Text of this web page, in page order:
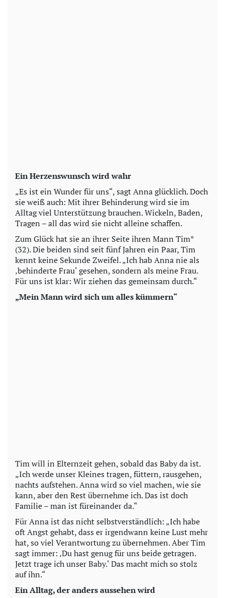
Ein Herzenswunsch wird wahr
„Es ist ein Wunder für uns“, sagt Anna glücklich. Doch
sie weiß auch: Mit ihrer Behinderung wird sie im
Alltag viel Unterstützung brauchen. Wickeln, Baden,
Tragen – all das wird sie nicht alleine schaffen.
Zum Glück hat sie an ihrer Seite ihren Mann Tim*
(32). Die beiden sind seit fünf Jahren ein Paar, Tim
kennt keine Sekunde Zweifel. „Ich hab Anna nie als
‚behinderte Frau‘ gesehen, sondern als meine Frau.
Für uns ist klar: Wir ziehen das gemeinsam durch.“
„Mein Mann wird sich um alles kümmern“
Tim will in Elternzeit gehen, sobald das Baby da ist.
„Ich werde unser Kleines tragen, füttern, rausgehen,
nachts aufstehen. Anna wird so viel machen, wie sie
kann, aber den Rest übernehme ich. Das ist doch
Familie – man ist füreinander da.“
Für Anna ist das nicht selbstverständlich: „Ich habe
oft Angst gehabt, dass er irgendwann keine Lust mehr
hat, so viel Verantwortung zu übernehmen. Aber Tim
sagt immer: ‚Du hast genug für uns beide getragen.
Jetzt trage ich unser Baby.‘ Das macht mich so stolz
auf ihn.“
Ein Alltag, der anders aussehen wird